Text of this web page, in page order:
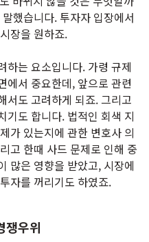
했습니다. 투자자 입장에서
장을 원하죠.
하는 요소입니다. 가령 규제
에서 중요한데, 앞으로 관련
서도 고려하게 되죠. 그리고
기도 합니다. 법적인 회색 지
가 있는지에 관한 변호사 의
고 한때 사드 문제로 인해 중
많은 영향을 받았고, 시장에
자를 꺼리기도 하였죠.
쟁우위